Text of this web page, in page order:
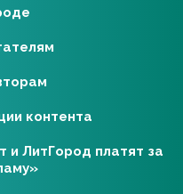
контента
ЛитГород платят за